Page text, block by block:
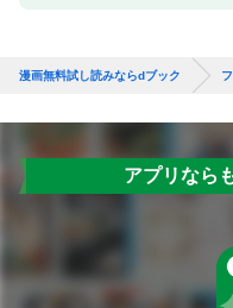
漫画無料試し読みならdブック
アプリなら